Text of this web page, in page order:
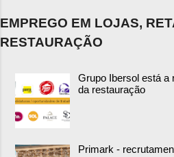
EMPREGO EM LOJAS,
RESTAURAÇÃO
Grupo Ibersol está a
da restauração
Primark -